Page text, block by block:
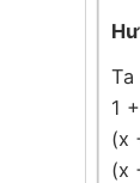
1
(x
(x